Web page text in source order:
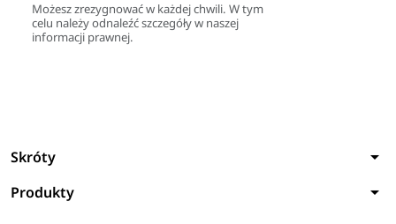
Możesz zrezygnować w każdej chwili. W tym
celu należy odnaleźć szczegóły w naszej
informacji prawnej.
Skróty arrow_drop_down
Produkty arrow_drop_down